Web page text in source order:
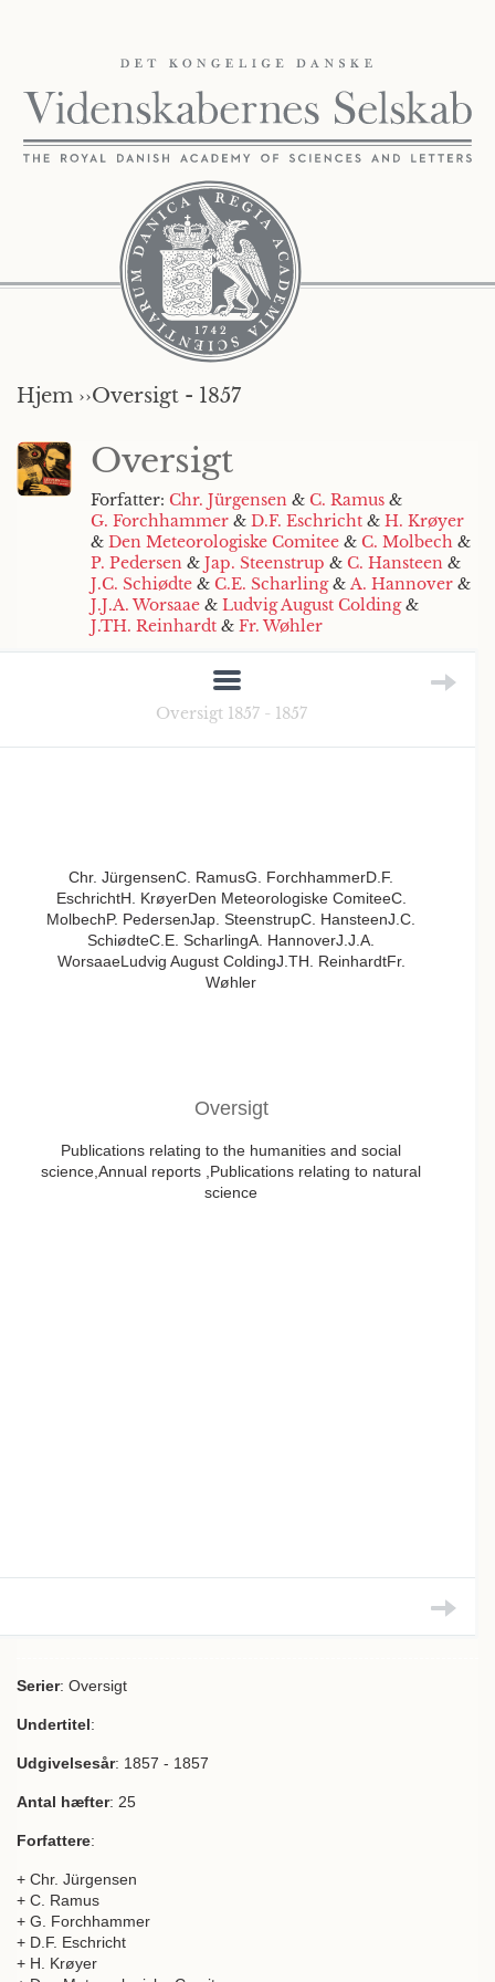
Hjem ››Oversigt - 1857
Oversigt
Forfatter: Chr. Jürgensen & C. Ramus &
G. Forchhammer & D.F. Eschricht & H. Krøyer
& Den Meteorologiske Comitee & C. Molbech &
P. Pedersen & Jap. Steenstrup & C. Hansteen &
J.C. Schiødte & C.E. Scharling& A. Hannover &
J.J.A. Worsaae & Ludvig August Colding&
J.TH. Reinhardt & Fr. Wøhler
Oversigt 1857 - 1857
Chr. JürgensenC. RamusG. ForchhammerD.F.
EschrichtH. KrøyerDen Meteorologiske ComiteeC.
MolbechP. PedersenJap. SteenstrupC. HansteenJ.C.
SchiødteC.E. ScharlingA. HannoverJ.J.A.
WorsaaeLudvig August ColdingJ.TH. ReinhardtFr.
Wøhler
Oversigt
Publications relating to the humanities and social
science,Annual reports ,Publications relating to natural
science
Serier: Oversigt
Undertitel:
Udgivelsesår: 1857 - 1857
Antal hæfter: 25
Forfattere:
+ Chr. Jürgensen
+ C. Ramus
+ G. Forchhammer
+ D.F. Eschricht
+ H. Krøyer